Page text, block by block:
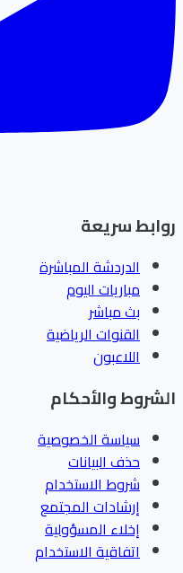
سريعة
الدردشة المباشرة
مباريات اليوم
بث مباشر
القنوات الرياضية
اللاعبون
والأحكام
سياسة الخصوصية
حذف البيانات
شروط الاستخدام
إرشادات المجتمع
إخلاء المسؤولية
اتفاقية الاستخدام